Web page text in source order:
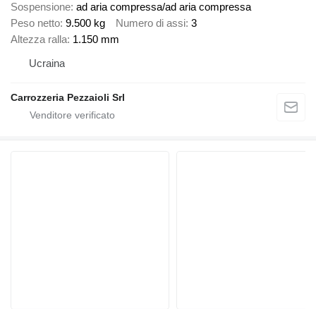
Sospensione ad aria compressa/ad aria compressa
Peso netto 9.500 kg Numero di assi 3
Altezza ralla 1.150 mm
Ucraina
Carrozzeria Pezzaioli Srl